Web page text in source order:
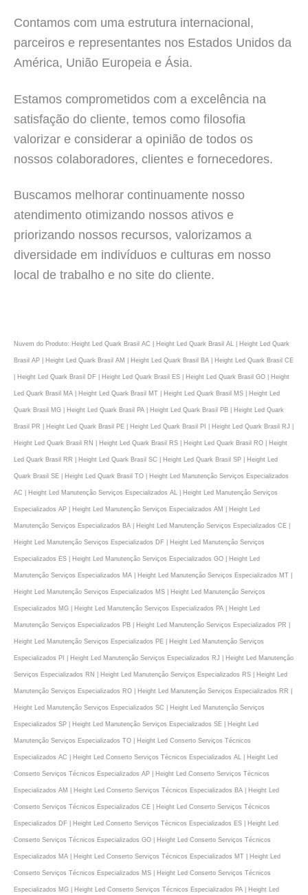
Contamos com uma estrutura internacional,
parceiros e representantes nos Estados Unidos da
América, União Europeia e Ásia.
Estamos comprometidos com a excelência na
satisfação do cliente, temos como filosofia
valorizar e considerar a opinião de todos os
nossos colaboradores, clientes e fornecedores.
Buscamos melhorar continuamente nosso
atendimento otimizando nossos ativos e
priorizando nossos recursos, valorizamos a
diversidade em indivíduos e culturas em nosso
local de trabalho e no site do cliente.
Nuvem do Produto: Height Led Quark Brasil AC | Height Led Quark Brasil AL | Height Led Quark
Brasil AP | Height Led Quark Brasil AM | Height Led Quark Brasil BA | Height Led Quark Brasil CE
| Height Led Quark Brasil DF | Height Led Quark Brasil ES | Height Led Quark Brasil GO | Height
Led Quark Brasil MA | Height Led Quark Brasil MT | Height Led Quark Brasil MS | Height Led
Quark Brasil MG | Height Led Quark Brasil PA | Height Led Quark Brasil PB | Height Led Quark
Brasil PR | Height Led Quark Brasil PE | Height Led Quark Brasil PI | Height Led Quark Brasil RJ |
Height Led Quark Brasil RN | Height Led Quark Brasil RS | Height Led Quark Brasil RO | Height
Led Quark Brasil RR | Height Led Quark Brasil SC | Height Led Quark Brasil SP | Height Led
Quark Brasil SE | Height Led Quark Brasil TO | Height Led Manutenção Serviços Especializados
AC | Height Led Manutenção Serviços Especializados AL | Height Led Manutenção Serviços
Especializados AP | Height Led Manutenção Serviços Especializados AM | Height Led
Manutenção Serviços Especializados BA | Height Led Manutenção Serviços Especializados CE |
Height Led Manutenção Serviços Especializados DF | Height Led Manutenção Serviços
Especializados ES | Height Led Manutenção Serviços Especializados GO | Height Led
Manutenção Serviços Especializados MA | Height Led Manutenção Serviços Especializados MT |
Height Led Manutenção Serviços Especializados MS | Height Led Manutenção Serviços
Especializados MG | Height Led Manutenção Serviços Especializados PA | Height Led
Manutenção Serviços Especializados PB | Height Led Manutenção Serviços Especializados PR |
Height Led Manutenção Serviços Especializados PE | Height Led Manutenção Serviços
Especializados PI | Height Led Manutenção Serviços Especializados RJ | Height Led Manutenção
Serviços Especializados RN | Height Led Manutenção Serviços Especializados RS | Height Led
Manutenção Serviços Especializados RO | Height Led Manutenção Serviços Especializados RR |
Height Led Manutenção Serviços Especializados SC | Height Led Manutenção Serviços
Especializados SP | Height Led Manutenção Serviços Especializados SE | Height Led
Manutenção Serviços Especializados TO | Height Led Conserto Serviços Técnicos
Especializados AC | Height Led Conserto Serviços Técnicos Especializados AL | Height Led
Conserto Serviços Técnicos Especializados AP | Height Led Conserto Serviços Técnicos
Especializados AM | Height Led Conserto Serviços Técnicos Especializados BA | Height Led
Conserto Serviços Técnicos Especializados CE | Height Led Conserto Serviços Técnicos
Especializados DF | Height Led Conserto Serviços Técnicos Especializados ES | Height Led
Conserto Serviços Técnicos Especializados GO | Height Led Conserto Serviços Técnicos
Especializados MA | Height Led Conserto Serviços Técnicos Especializados MT | Height Led
Conserto Serviços Técnicos Especializados MS | Height Led Conserto Serviços Técnicos
Especializados MG | Height Led Conserto Serviços Técnicos Especializados PA | Height Led